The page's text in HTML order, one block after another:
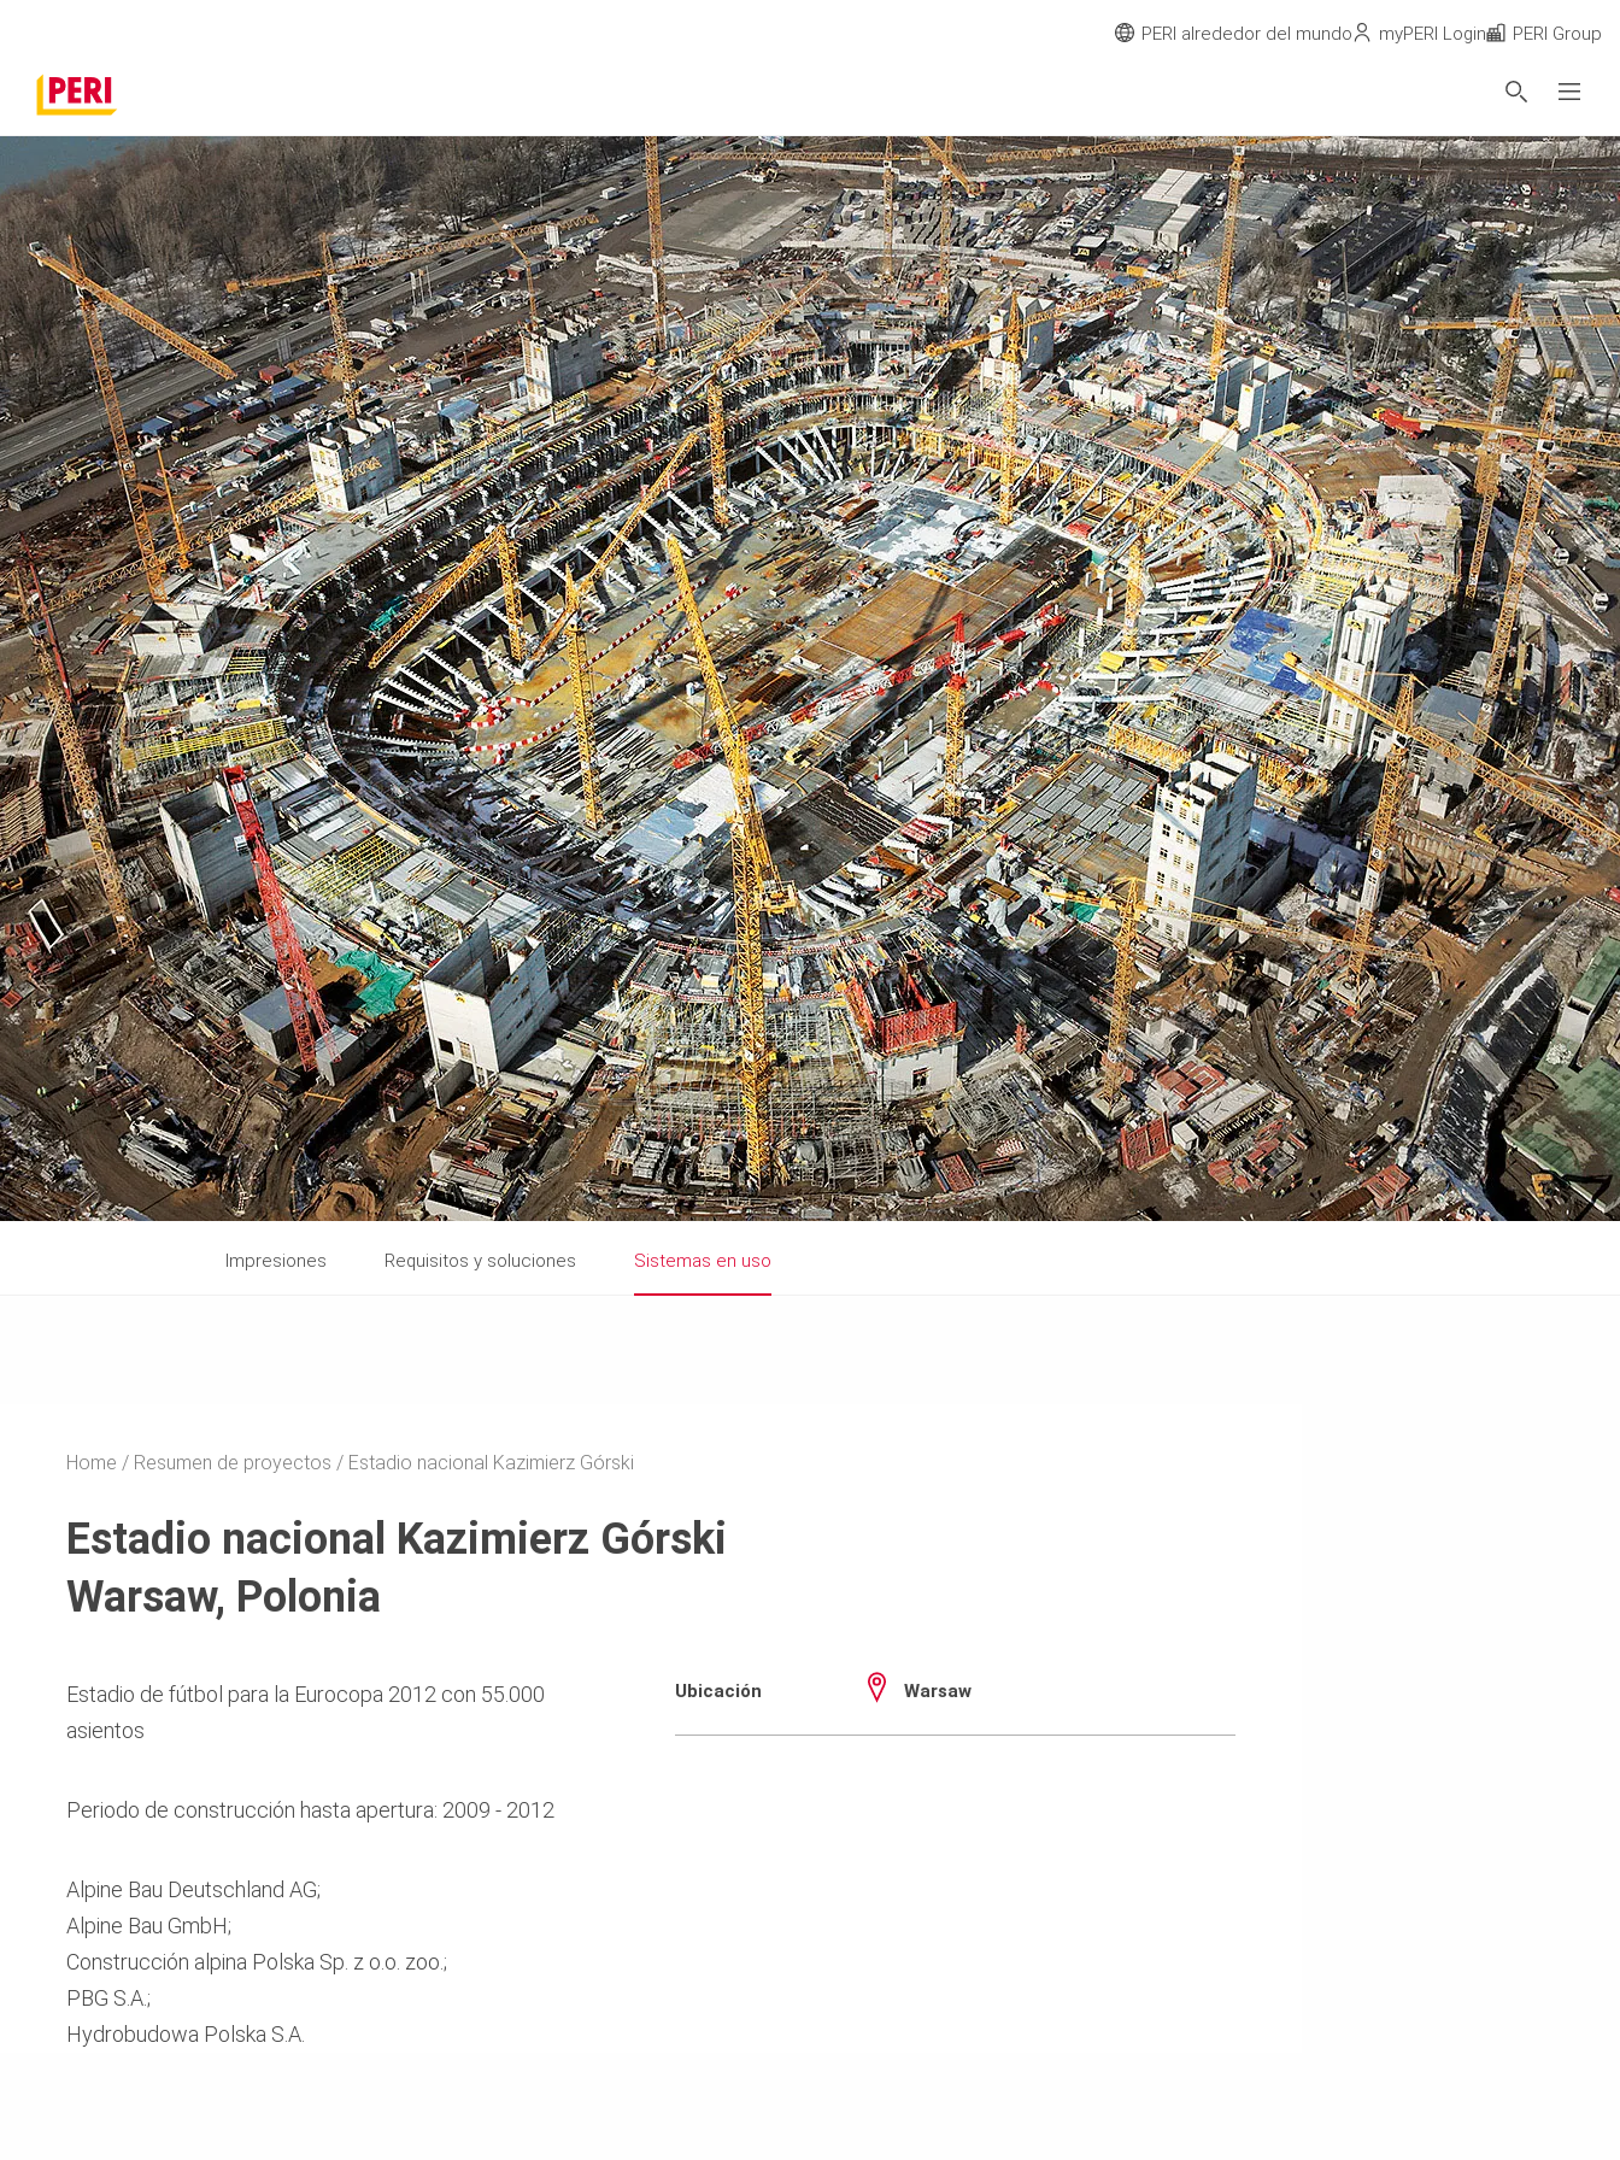
Impresiones Requisitos y soluciones Sistemas en uso
Home Resumen de proyectos Estadio nacional Kazimierz Górski
Estadio nacional Kazimierz Górski
Warsaw, Polonia
Estadio de fútbol para la Eurocopa 2012 con 55.000
asientos
Periodo de construcción hasta apertura: 2009 - 2012
Alpine Bau Deutschland AG;
Alpine Bau GmbH;
Construcción alpina Polska Sp. z o.o. zoo.;
PBG S.A.;
Hydrobudowa Polska S.A.
Ubicación Warsaw
PERI alrededor del mundo myPERI Login PERI Group